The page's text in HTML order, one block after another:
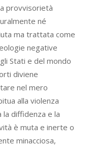
provvisorietà
né
ma trattata come
negative
Stati e del mondo
diviene
nel mero
alla violenza
la diffidenza e la
è muta e inerte o
minacciosa,